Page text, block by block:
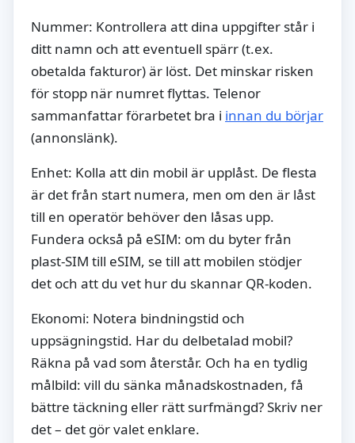
Nummer: Kontrollera att dina uppgifter står i
ditt namn och att eventuell spärr (t.ex.
obetalda fakturor) är löst. Det minskar risken
för stopp när numret flyttas. Telenor
sammanfattar förarbetet bra i innan du börjar
(annonslänk).
Enhet: Kolla att din mobil är upplåst. De flesta
är det från start numera, men om den är låst
till en operatör behöver den låsas upp.
Fundera också på eSIM: om du byter från
plast-SIM till eSIM, se till att mobilen stödjer
det och att du vet hur du skannar QR-koden.
Ekonomi: Notera bindningstid och
uppsägningstid. Har du delbetalad mobil?
Räkna på vad som återstår. Och ha en tydlig
målbild: vill du sänka månadskostnaden, få
bättre täckning eller rätt surfmängd? Skriv ner
det – det gör valet enklare.